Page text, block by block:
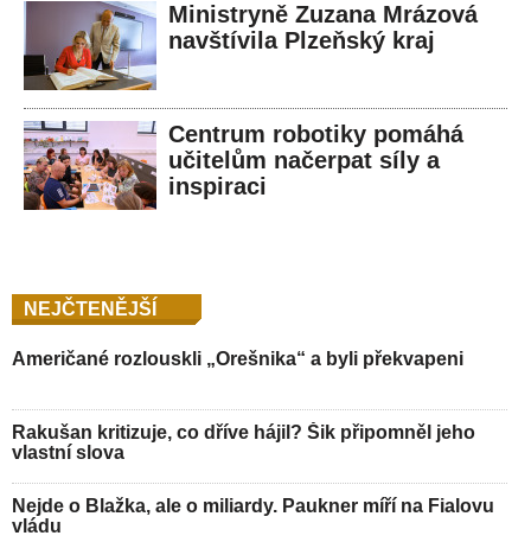
Ministryně Zuzana Mrázová
navštívila Plzeňský kraj
Centrum robotiky pomáhá
učitelům načerpat síly a
inspiraci
NEJČTENĚJŠÍ
Američané rozlouskli „Orešnika“ a byli překvapeni
Rakušan kritizuje, co dříve hájil? Šik připomněl jeho
vlastní slova
Nejde o Blažka, ale o miliardy. Paukner míří na Fialovu
vládu